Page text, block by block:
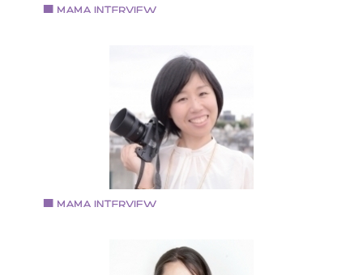
ご神託アーティスト・ボイスヒーラー
1979年生まれ 愛知県出身 大阪府在住 2003年名古
屋・岐阜を中心に音楽活動を開始。 2011年～13年
スヒーリングアカデミーを東京にて開校。
サンクチュアリ出版にてトークイベン
を開催。 2013年 出産のため活動を休止 2018年 ボ
スセラピストとして活動を再開 現在はカラオケパーテ
ーを毎月開催中。 https://noahvoice.love
親子専門フォトグラファー